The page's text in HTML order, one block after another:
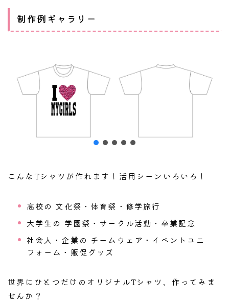
制作例ギャラリー
こんなTシャツが作れます！活用シーンいろいろ！
高校の 文化祭・体育祭・修学旅行
大学生の 学園祭・サークル活動・卒業記念
社会人・企業の チームウェア・イベントユニ
フォーム・販促グッズ
世界にひとつだけのオリジナルTシャツ、作ってみま
せんか？